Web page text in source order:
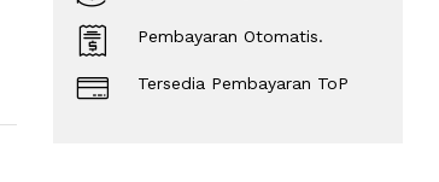
Pembayaran Otomatis.
Tersedia Pembayaran ToP